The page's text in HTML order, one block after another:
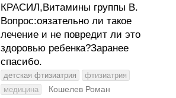
КРАСИЛ,Витамины группы В.
Вопрос:оязательно ли такое
лечение и не повредит ли это
здоровью ребенка?Заранее
спасибо.
детская фтизиатрия
фтизиатрия
медицина
Кошелев Роман